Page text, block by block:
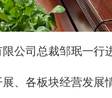
司总裁邹珉一行
各板块经营发展